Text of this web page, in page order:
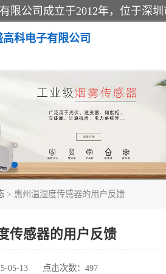
科电子有限公司
> 惠州温湿度传感器的用户反馈
传感器的用户反馈
05-13 点击次数：497
统